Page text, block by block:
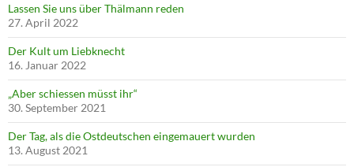
Lassen Sie uns über Thälmann reden
27. April 2022
Der Kult um Liebknecht
16. Januar 2022
„Aber schiessen müsst ihr“
30. September 2021
Der Tag, als die Ostdeutschen eingemauert wurden
13. August 2021